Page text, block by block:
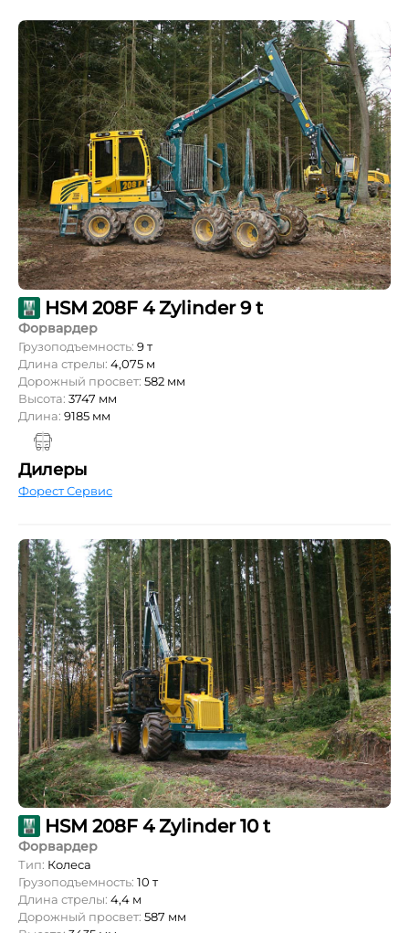
HSM 208F 4 Zylinder 9 t
Форвардер
Грузоподъемность: 9 т
Длина стрелы: 4,075 м
Дорожный просвет: 582 мм
Высота: 3747 мм
Длина: 9185 мм
Дилеры
Форест Сервис
HSM 208F 4 Zylinder 10 t
Форвардер
Тип: Колеса
Грузоподъемность: 10 т
Длина стрелы: 4,4 м
Дорожный просвет: 587 мм